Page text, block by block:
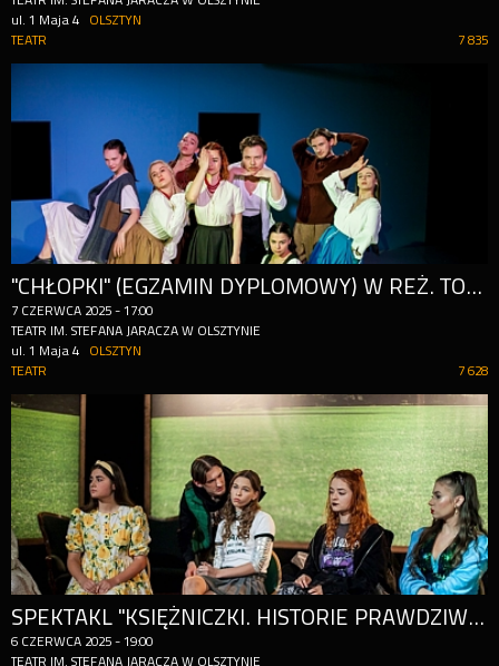
ul. 1 Maja 4
OLSZTYN
7 835
TEATR
"CHŁOPKI" (EGZAMIN DYPLOMOWY) W REŻ. TOMASZA CYMERMANA
7 CZERWCA 2025 -17:00
TEATR IM. STEFANA JARACZA W OLSZTYNIE
ul. 1 Maja 4
OLSZTYN
7 628
TEATR
SPEKTAKL "KSIĘŻNICZKI. HISTORIE PRAWDZIWE" (EGZAMIN DYPLOMOWY)
6 CZERWCA 2025 -19:00
TEATR IM. STEFANA JARACZA W OLSZTYNIE